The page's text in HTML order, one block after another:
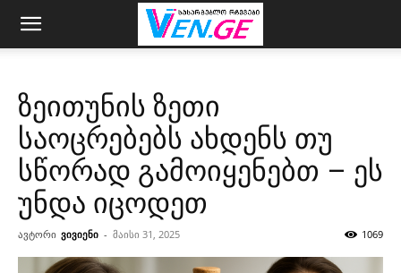
ზეითუნის ზეთი
საოცრებებს ახდენს თუ
სწორად გამოიყენებთ – ეს
უნდა იცოდეთ
ავტორი ვივიენი - მაისი 31, 2025 1069